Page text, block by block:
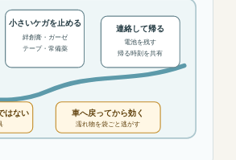
小さいケガを止める
絆創膏・ガーゼ
テープ・常備薬
連絡して帰る
電池を残す
帰る時刻を共有
はない 車へ戻ってから効く
濡れ物を袋ごと逃がす